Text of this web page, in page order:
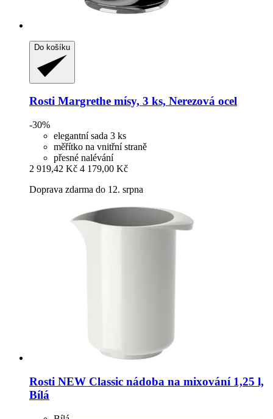
Do košíku
Rosti Margrethe mísy, 3 ks, Nerezová ocel
-30%
elegantní sada 3 ks
měřítko na vnitřní straně
přesné nalévání
2 919,42 Kč 4 179,00 Kč
Doprava zdarma do 12. srpna
Rosti NEW Classic nádoba na mixování 1,25 l,
Bílá